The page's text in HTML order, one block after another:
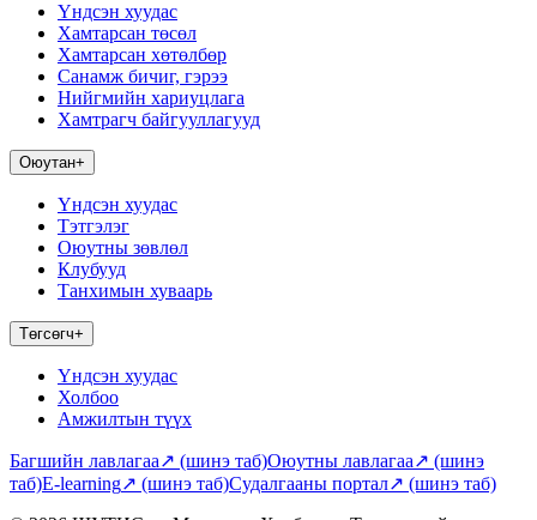
Үндсэн хуудас
Хамтарсан төсөл
Хамтарсан хөтөлбөр
Санамж бичиг, гэрээ
Нийгмийн хариуцлага
Хамтрагч байгууллагууд
Оюутан+
Үндсэн хуудас
Тэтгэлэг
Оюутны зөвлөл
Клубууд
Танхимын хуваарь
Төгсөгч+
Үндсэн хуудас
Холбоо
Амжилтын түүх
Багшийн лавлагаа↗ (шинэ таб)Оюутны лавлагаа↗ (шинэ
таб)E-learning↗ (шинэ таб)Судалгааны портал↗ (шинэ таб)